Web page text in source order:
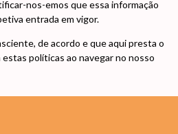
nos-emos que essa informação
entrada em vigor.
de acordo e que aqui presta o
políticas ao navegar no nosso